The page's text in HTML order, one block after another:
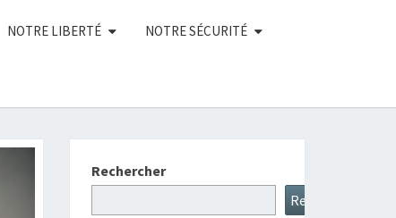
NOTRE LIBERTÉ NOTRE SÉCURITÉ
Rechercher
Rechercher